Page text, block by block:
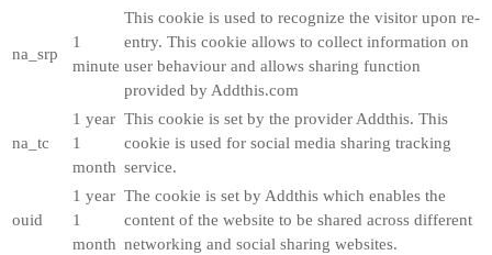
na_srp
1
minute
This cookie is used to recognize the visitor upon re-
entry. This cookie allows to collect information on
user behaviour and allows sharing function
provided by Addthis.com
na_tc
1 year
1
month
This cookie is set by the provider Addthis. This
cookie is used for social media sharing tracking
service.
ouid
1 year
1
month
The cookie is set by Addthis which enables the
content of the website to be shared across different
networking and social sharing websites.